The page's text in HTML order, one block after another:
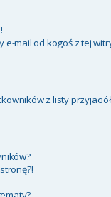
e-mail od kogoś z tej
z listy